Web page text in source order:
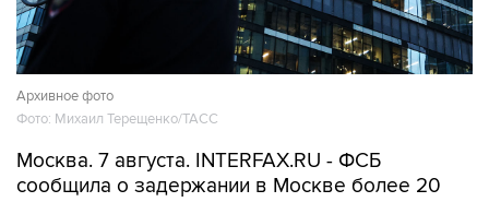
Архивное фото
Фото: Михаил Терещенко/ТАСС
Москва. 7 августа. INTERFAX.RU - ФСБ
сообщила о задержании в Москве более 20